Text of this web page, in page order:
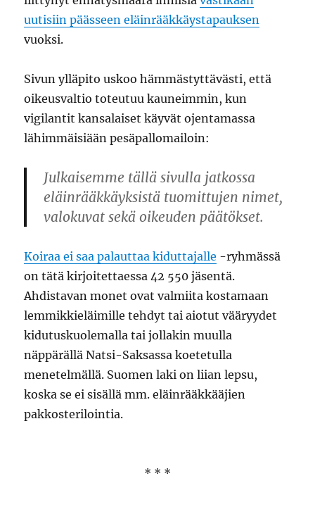
uutisiin päässeen eläinrääkkäystapauksen
vuoksi.
Sivun ylläpito uskoo hämmästyttävästi, että
oikeusvaltio toteutuu kauneimmin, kun
vigilantit kansalaiset käyvät ojentamassa
lähimmäisiään pesäpallomailoin:
Julkaisemme tällä sivulla jatkossa
eläinrääkkäyksistä tuomittujen nimet,
valokuvat sekä oikeuden päätökset.
Koiraa ei saa palauttaa kiduttajalle -ryhmässä
on tätä kirjoitettaessa 42 550 jäsentä.
Ahdistavan monet ovat valmiita kostamaan
lemmikkieläimille tehdyt tai aiotut vääryydet
kidutuskuolemalla tai jollakin muulla
näppärällä Natsi-Saksassa koetetulla
menetelmällä. Suomen laki on liian lepsu,
koska se ei sisällä mm. eläinrääkkääjien
pakkosterilointia.
* * *